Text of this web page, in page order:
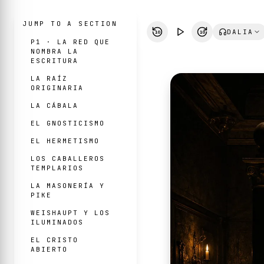
JUMP TO A SECTION
P1 · LA RED QUE
NOMBRA LA
ESCRITURA
LA RAÍZ
ORIGINARIA
LA CÁBALA
EL GNOSTICISMO
EL HERMETISMO
LOS CABALLEROS
TEMPLARIOS
LA MASONERÍA Y
PIKE
WEISHAUPT Y LOS
ILUMINADOS
EL CRISTO
ABIERTO
10 10 DALIA